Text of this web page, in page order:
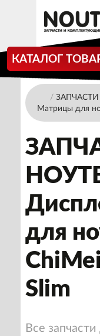
КАТАЛОГ
/
Матрицы для
для
Slim
Все